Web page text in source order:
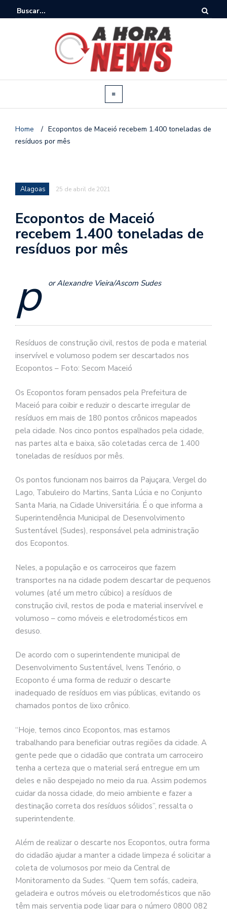
Home / Ecopontos de Maceió recebem 1.400 toneladas de
resíduos por mês
Alagoas 25 de abril de 2021
Ecopontos de Maceió
recebem 1.400 toneladas de
resíduos por mês
p or Alexandre Vieira/Ascom Sudes
Resíduos de construção civil, restos de poda e material
inservível e volumoso podem ser descartados nos
Ecopontos – Foto: Secom Maceió
Os Ecopontos foram pensados pela Prefeitura de
Maceió para coibir e reduzir o descarte irregular de
resíduos em mais de 180 pontos crônicos mapeados
pela cidade. Nos cinco pontos espalhados pela cidade,
nas partes alta e baixa, são coletadas cerca de 1.400
toneladas de resíduos por mês.
Os pontos funcionam nos bairros da Pajuçara, Vergel do
Lago, Tabuleiro do Martins, Santa Lúcia e no Conjunto
Santa Maria, na Cidade Universitária. É o que informa a
Superintendência Municipal de Desenvolvimento
Sustentável (Sudes), responsável pela administração
dos Ecopontos.
Neles, a população e os carroceiros que fazem
transportes na na cidade podem descartar de pequenos
volumes (até um metro cúbico) a resíduos de
construção civil, restos de poda e material inservível e
volumoso – como móveis e eletrodomésticos em
desuso.
De acordo com o superintendente municipal de
Desenvolvimento Sustentável, Ivens Tenório, o
Ecoponto é uma forma de reduzir o descarte
inadequado de resíduos em vias públicas, evitando os
chamados pontos de lixo crônico.
“Hoje, temos cinco Ecopontos, mas estamos
trabalhando para beneficiar outras regiões da cidade. A
gente pede que o cidadão que contrata um carroceiro
tenha a certeza que o material será entregue em um
deles e não despejado no meio da rua. Assim podemos
cuidar da nossa cidade, do meio ambiente e fazer a
destinação correta dos resíduos sólidos”, ressalta o
superintendente.
Além de realizar o descarte nos Ecopontos, outra forma
do cidadão ajudar a manter a cidade limpeza é solicitar a
coleta de volumosos por meio da Central de
Monitoramento da Sudes. “Quem tem sofás, cadeira,
geladeira e outros móveis ou eletrodomésticos que não
têm mais serventia pode ligar para o número 0800 082